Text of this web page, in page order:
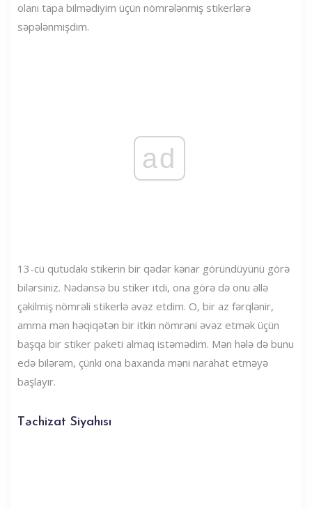
olanı tapa bilmədiyim üçün nömrələnmiş stikerlərə
səpələnmişdim.
ad
13-cü qutudakı stikerin bir qədər kənar göründüyünü görə
bilərsiniz. Nədənsə bu stiker itdi, ona görə də onu əllə
çəkilmiş nömrəli stikerlə əvəz etdim. O, bir az fərqlənir,
amma mən həqiqətən bir itkin nömrəni əvəz etmək üçün
başqa bir stiker paketi almaq istəmədim. Mən hələ də bunu
edə bilərəm, çünki ona baxanda məni narahat etməyə
başlayır.
Təchizat Siyahısı